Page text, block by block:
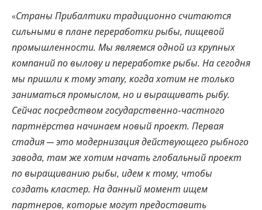
«Страны Прибалтики традиционно считаются
сильными в плане переработки рыбы, пищевой
промышленности. Мы являемся одной из крупных
компаний по вылову и переработке рыбы. На сегодня
мы пришли к тому этапу, когда хотим не только
заниматься промыслом, но и выращивать рыбу.
Сейчас посредством государственно-частного
партнёрства начинаем новый проект. Первая
стадия — это модернизация действующего рыбного
завода, там же хотим начать глобальный проект
по выращиванию рыбы, идем к тому, чтобы
создать кластер. На данный момент ищем
партнеров, которые могут предоставить